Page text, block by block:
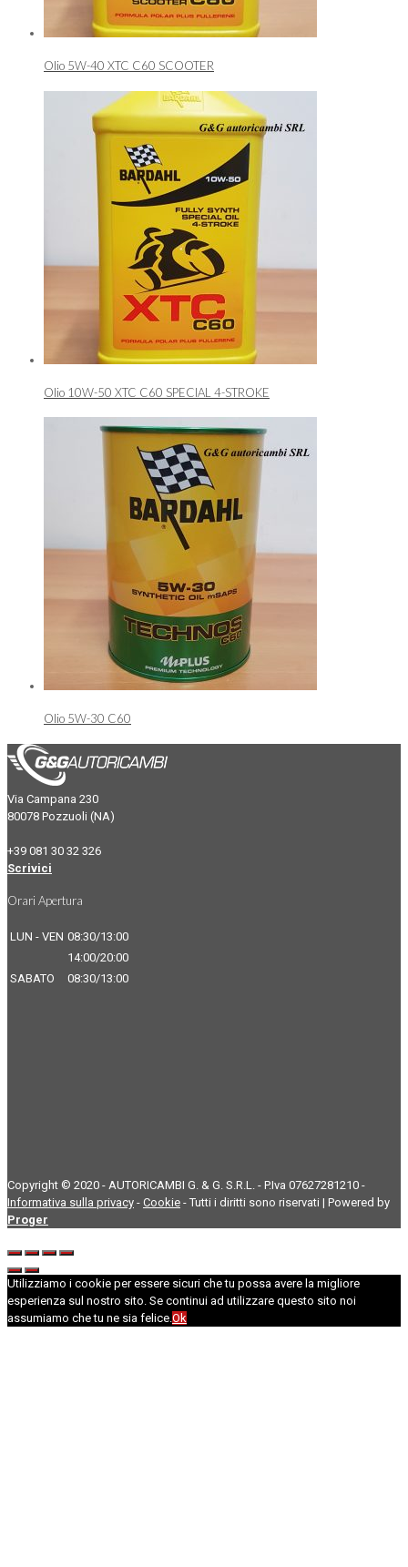
Olio 5W-40 XTC C60 SCOOTER
Olio 10W-50 XTC C60 SPECIAL 4-STROKE
Olio 5W-30 C60
Via Campana 230
80078 Pozzuoli (NA)
+39 081 30 32 326
Scrivici
Orari Apertura
LUN - VEN 08:30/13:00
14:00/20:00
SABATO
08:30/13:00
Copyright © 2020 - AUTORICAMBI G. & G. S.R.L. - P.Iva 07627281210 -
Informativa sulla privacy - Cookie - Tutti i diritti sono riservati | Powered by
Proger
Utilizziamo i cookie per essere sicuri che tu possa avere la migliore
esperienza sul nostro sito. Se continui ad utilizzare questo sito noi
assumiamo che tu ne sia felice.Ok